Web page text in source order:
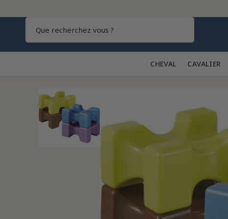
CHEVAL 🐎 CAVALIER 👕